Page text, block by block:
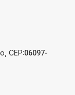
CEP:06097-